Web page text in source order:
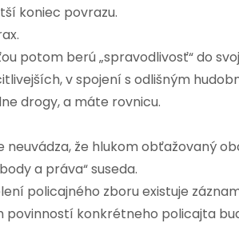
koniec povrazu.
potom berú „spravodlivosť“ do
v spojení s odlišným
drogy, a máte rovnicu.
že hlukom obťažovaný
a práva“ suseda.
policajného zboru existuje
povinností konkrétneho policajta